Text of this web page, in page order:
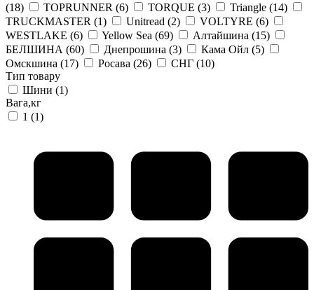
(18)
TOPRUNNER (6) TORQUE (3) Triangle (14)
TRUCKMASTER (1) Unitread (2) VOLTYRE (6)
WESTLAKE (6) Yellow Sea (69) Алтайшина (15)
БЕЛШИНА (60) Днепрошина (3) Кама Ойл (5)
Омскшина (17) Росава (26) СНГ (10)
Тип товару
Шини (1)
Вага,кг
1 (1)